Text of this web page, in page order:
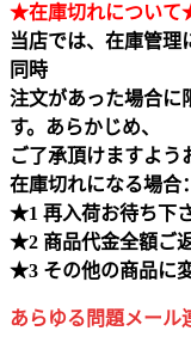
★在庫切れについ
当店では、在庫管理
同時
注文があった場合に
す。あらかじめ、
ご了承頂けますよう
在庫切れになる場合：
★1 再入荷お待ち下さ
★2 商品代金全額ご
★3 その他の商品に変
あらゆる問題メール